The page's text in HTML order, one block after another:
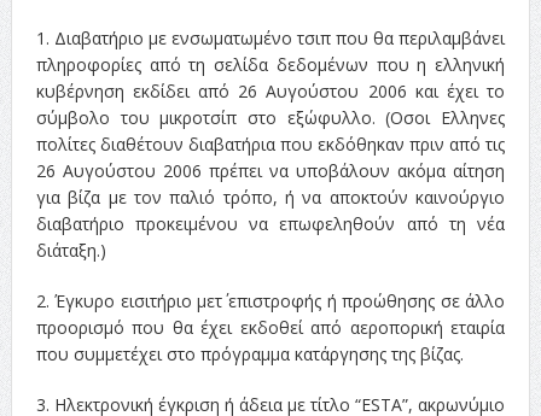
1. Διαβατήριο με ενσωματωμένο τσιπ που θα περιλαμβάνει
πληροφορίες από τη σελίδα δεδομένων που η ελληνική
κυβέρνηση εκδίδει από 26 Αυγούστου 2006 και έχει το
σύμβολο του μικροτσίπ στο εξώφυλλο. (Οσοι Ελληνες
πολίτες διαθέτουν διαβατήρια που εκδόθηκαν πριν από τις
26 Αυγούστου 2006 πρέπει να υποβάλουν ακόμα αίτηση
για βίζα με τον παλιό τρόπο, ή να αποκτούν καινούργιο
διαβατήριο προκειμένου να επωφεληθούν από τη νέα
διάταξη.)
2. Έγκυρο εισιτήριο μετ΄ επιστροφής ή προώθησης σε άλλο
προορισμό που θα έχει εκδοθεί από αεροπορική εταιρία
που συμμετέχει στο πρόγραμμα κατάργησης της βίζας.
3. Ηλεκτρονική έγκριση ή άδεια με τίτλο “ESTA”, ακρωνύμιο